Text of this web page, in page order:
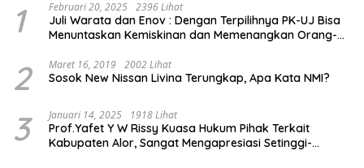
1 Februari 20, 2025 2396 Lihat
Juli Warata dan Enov : Dengan Terpilihnya PK-UJ Bisa
Menuntaskan Kemiskinan dan Memenangkan Orang-
2 Maret 16, 2019 2002 Lihat
Sosok New Nissan Livina Terungkap, Apa Kata NMI?
3 Januari 14, 2025 1918 Lihat
Prof.Yafet Y W Rissy Kuasa Hukum Pihak Terkait
Kabupaten Alor, Sangat Mengapresiasi Setinggi-